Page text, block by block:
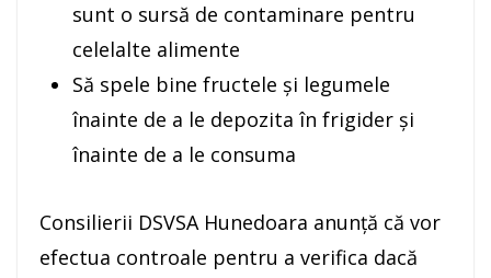
sunt o sursă de contaminare pentru
celelalte alimente
Să spele bine fructele și legumele
înainte de a le depozita în frigider și
înainte de a le consuma
Consilierii DSVSA Hunedoara anunță că vor
efectua controale pentru a verifica dacă